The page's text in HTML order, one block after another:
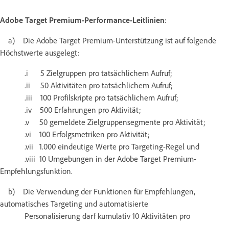
Adobe Target Premium-Performance-Leitlinien:
a) Die Adobe Target Premium-Unterstützung ist auf folgende
Höchstwerte ausgelegt:
.i 5 Zielgruppen pro tatsächlichem Aufruf;
.ii 50 Aktivitäten pro tatsächlichem Aufruf;
.iii 100 Profilskripte pro tatsächlichem Aufruf;
.iv 500 Erfahrungen pro Aktivität;
.v 50 gemeldete Zielgruppensegmente pro Aktivität;
.vi 100 Erfolgsmetriken pro Aktivität;
.vii 1.000 eindeutige Werte pro Targeting-Regel und
.viii 10 Umgebungen in der Adobe Target Premium-
Empfehlungsfunktion.
b) Die Verwendung der Funktionen für Empfehlungen,
automatisches Targeting und automatisierte
Personalisierung darf kumulativ 10 Aktivitäten pro